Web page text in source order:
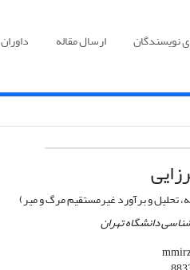
نویسندگان ارسال مقاله داوران
تحلیل و برآورد غیرمستقیم مرگ و میر)
دانشگاه تهران